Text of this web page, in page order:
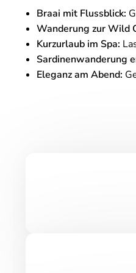
Braai mit Flussblick:
Wanderung zur Wild
Kurzurlaub im Spa:
Sardinenwanderung
Eleganz am Abend: